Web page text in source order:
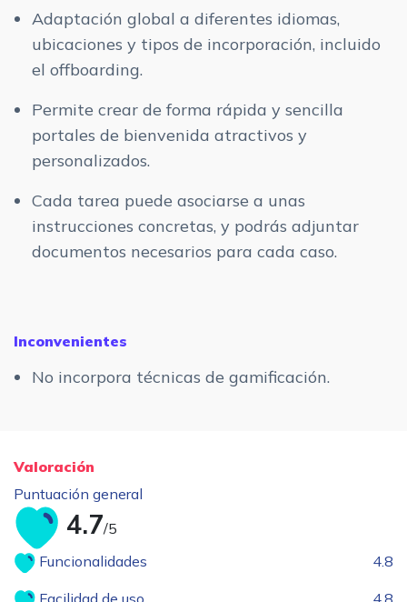
Adaptación global a diferentes idiomas,
ubicaciones y tipos de incorporación, incluido
el offboarding.
Permite crear de forma rápida y sencilla
portales de bienvenida atractivos y
personalizados.
Cada tarea puede asociarse a unas
instrucciones concretas, y podrás adjuntar
documentos necesarios para cada caso.
Inconvenientes
No incorpora técnicas de gamificación.
Valoración
Puntuación general
4.7/5
Funcionalidades
4.8